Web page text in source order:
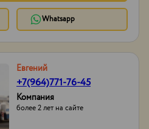
Whatsapp
Евгений
+7(964)771-76-45
Компания
более 2 лет на сайте